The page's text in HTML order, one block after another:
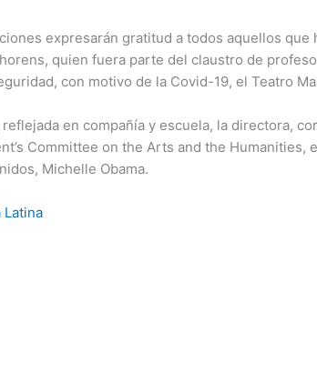
expresarán gratitud a todos aquellos
quien fuera parte del claustro de
con motivo de la Covid-19, el Teatro
en compañía y escuela, la directora,
Committee on the Arts and the
Michelle Obama.
Latina